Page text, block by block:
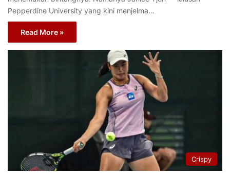
Pepperdine University yang kini menjelma…
Read More »
Crispy